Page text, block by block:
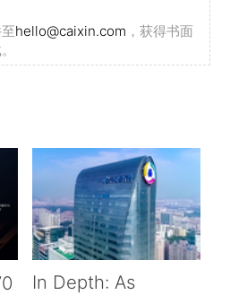
hello@caixin.com ，获得书面
In Depth: As